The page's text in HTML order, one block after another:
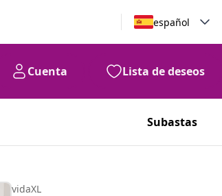
español
Cuenta Lista de deseos
Subastas
vidaXL